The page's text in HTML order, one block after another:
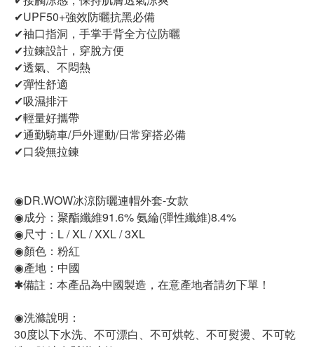
✔UPF50+強效防曬抗黑必備
✔袖口指洞，手掌手背全方位防曬
✔拉鍊設計，穿脫方便
✔透氣、不悶熱
✔彈性舒適
✔吸濕排汗
✔輕量好攜帶
✔通勤騎車/戶外運動/日常穿搭必備
✔口袋無拉鍊
◉DR.WOW冰涼防曬連帽外套-女款
◉成分：聚酯纖維91.6% 氨綸(彈性纖維)8.4%
◉尺寸：L / XL / XXL / 3XL
◉顏色：粉紅
◉產地：中國
✱備註：本產品為中國製造，在意產地者請勿下單！
◉洗滌說明：
30度以下水洗、不可漂白、不可烘乾、不可熨燙、不可乾